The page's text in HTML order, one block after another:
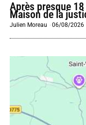
Après presque
Maison de la
Julien Moreau -06/08/2026